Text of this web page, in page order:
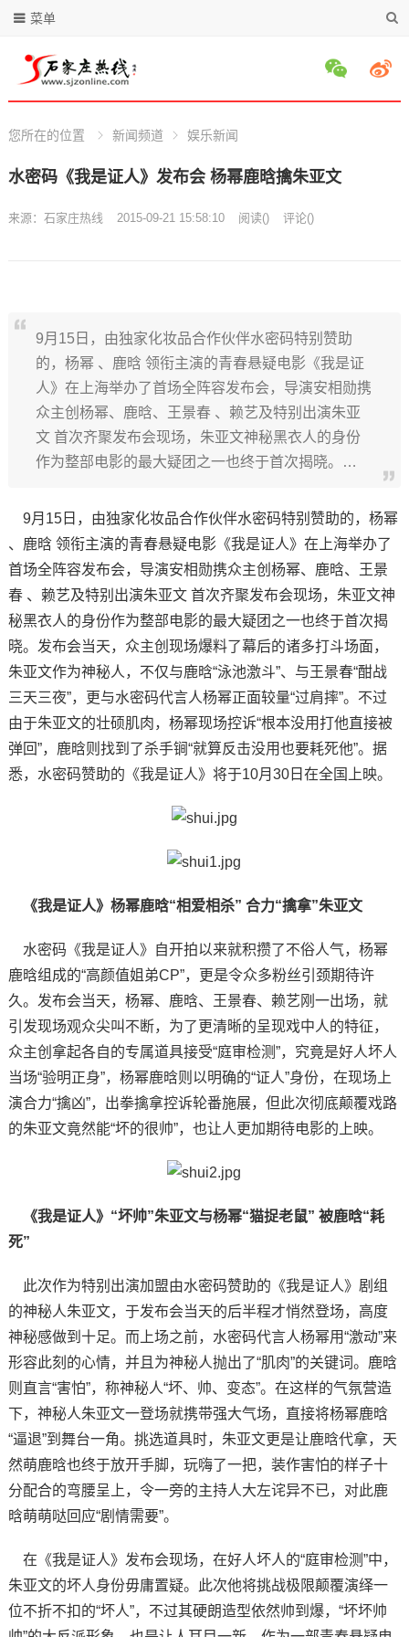
菜单
您所在的位置 新闻频道 娱乐新闻
水密码《我是证人》发布会 杨幂鹿晗擒朱亚文
来源： 石家庄热线 2015-09-21 15:58:10 阅读() 评论()
9月15日，由独家化妆品合作伙伴水密码特别赞助
的，杨幂 、鹿晗 领衔主演的青春悬疑电影《我是证
人》在上海举办了首场全阵容发布会，导演安相勋携
众主创杨幂、鹿晗、王景春 、赖艺及特别出演朱亚
文 首次齐聚发布会现场，朱亚文神秘黑衣人的身份
作为整部电影的最大疑团之一也终于首次揭晓。…
9月15日，由独家化妆品合作伙伴水密码特别赞助的，杨幂
、鹿晗 领衔主演的青春悬疑电影《我是证人》在上海举办了
首场全阵容发布会，导演安相勋携众主创杨幂、鹿晗、王景
春 、赖艺及特别出演朱亚文 首次齐聚发布会现场，朱亚文神
秘黑衣人的身份作为整部电影的最大疑团之一也终于首次揭
晓。发布会当天，众主创现场爆料了幕后的诸多打斗场面，
朱亚文作为神秘人，不仅与鹿晗“泳池激斗”、与王景春“酣战
三天三夜”，更与水密码代言人杨幂正面较量“过肩摔”。不过
由于朱亚文的壮硕肌肉，杨幂现场控诉“根本没用打他直接被
弹回”，鹿晗则找到了杀手锏“就算反击没用也要耗死他”。据
悉，水密码赞助的《我是证人》将于10月30日在全国上映。
《我是证人》杨幂鹿晗“相爱相杀” 合力“擒拿”朱亚文
水密码《我是证人》自开拍以来就积攒了不俗人气，杨幂
鹿晗组成的“高颜值姐弟CP”，更是令众多粉丝引颈期待许
久。发布会当天，杨幂、鹿晗、王景春、赖艺刚一出场，就
引发现场观众尖叫不断，为了更清晰的呈现戏中人的特征，
众主创拿起各自的专属道具接受“庭审检测”，究竟是好人坏人
当场“验明正身”，杨幂鹿晗则以明确的“证人”身份，在现场上
演合力“擒凶”，出拳擒拿控诉轮番施展，但此次彻底颠覆戏路
的朱亚文竟然能“坏的很帅”，也让人更加期待电影的上映。
《我是证人》“坏帅”朱亚文与杨幂“猫捉老鼠” 被鹿晗“耗
死”
此次作为特别出演加盟由水密码赞助的《我是证人》剧组
的神秘人朱亚文，于发布会当天的后半程才悄然登场，高度
神秘感做到十足。而上场之前，水密码代言人杨幂用“激动”来
形容此刻的心情，并且为神秘人抛出了“肌肉”的关键词。鹿晗
则直言“害怕”，称神秘人“坏、帅、变态”。在这样的气氛营造
下，神秘人朱亚文一登场就携带强大气场，直接将杨幂鹿晗
“逼退”到舞台一角。挑选道具时，朱亚文更是让鹿晗代拿，天
然萌鹿晗也终于放开手脚，玩嗨了一把，装作害怕的样子十
分配合的弯腰呈上，令一旁的主持人大左诧异不已，对此鹿
晗萌萌哒回应“剧情需要”。
在《我是证人》发布会现场，在好人坏人的“庭审检测”中，
朱亚文的坏人身份毋庸置疑。此次他将挑战极限颠覆演绎一
位不折不扣的“坏人”，不过其硬朗造型依然帅到爆，“坏坏帅